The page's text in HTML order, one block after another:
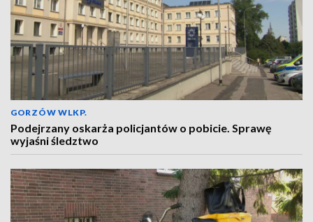
GORZÓW WLKP.
Podejrzany oskarża policjantów o pobicie. Sprawę
wyjaśni śledztwo